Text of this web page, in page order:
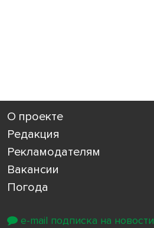
О проекте
Редакция
Рекламодателям
Вакансии
Погода
e-mail подписка на новости